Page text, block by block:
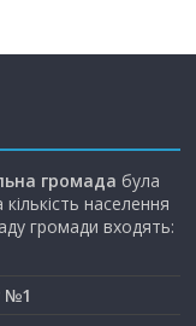
громада була
населення
громади входять:
№1